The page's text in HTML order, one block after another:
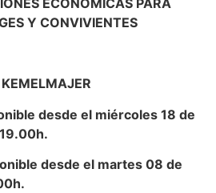
Y CONVIVIENTES
desde el miércoles 18 de
desde el martes 08 de